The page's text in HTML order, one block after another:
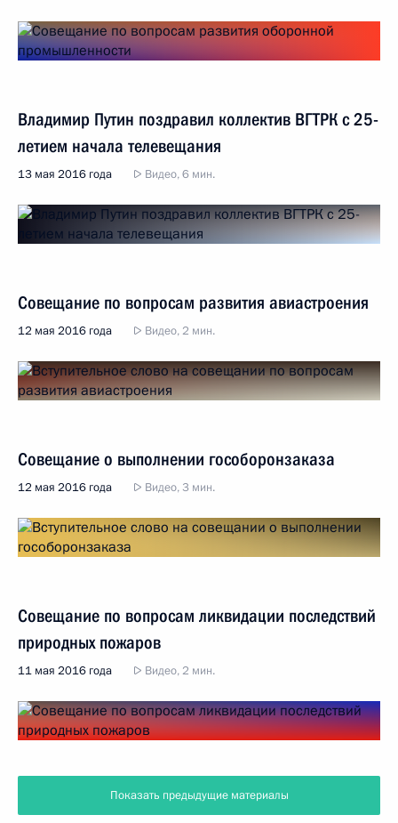
Владимир Путин поздравил коллектив ВГТРК с 25-
летием начала телевещания
13 мая 2016 года Видео, 6 мин.
Совещание по вопросам развития авиастроения
12 мая 2016 года Видео, 2 мин.
Совещание о выполнении гособоронзаказа
12 мая 2016 года Видео, 3 мин.
Совещание по вопросам ликвидации последствий
природных пожаров
11 мая 2016 года Видео, 2 мин.
Показать предыдущие материалы